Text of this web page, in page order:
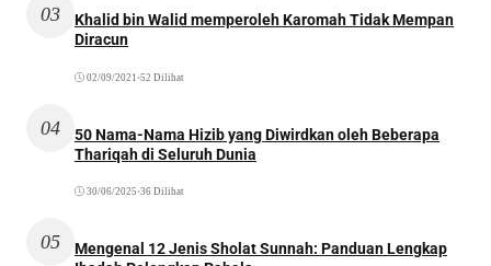
03
Khalid bin Walid memperoleh Karomah Tidak Mempan
Diracun
02/09/2021 •52 Dilihat
04
50 Nama-Nama Hizib yang Diwirdkan oleh Beberapa
Thariqah di Seluruh Dunia
30/06/2025 •36 Dilihat
05
Mengenal 12 Jenis Sholat Sunnah: Panduan Lengkap